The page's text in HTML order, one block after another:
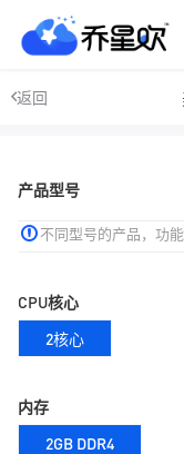
返回
产品型号
不同型号的产品，功
CPU核心
2核心
内存
2GB DDR4